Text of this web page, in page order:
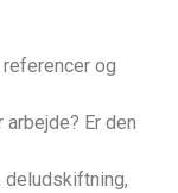
og
Er den
deludskiftning,